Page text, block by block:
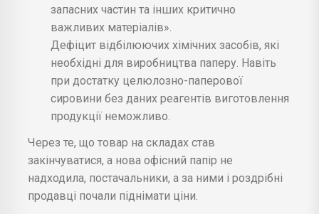
запасних частин та інших критично
важливих матеріалів».
Дефіцит відбілюючих хімічних засобів, які
необхідні для виробництва паперу. Навіть
при достатку целюлозно-паперової
сировини без даних реагентів виготовлення
продукції неможливо.
Через те, що товар на складах став
закінчуватися, а нова офісний папір не
надходила, постачальники, а за ними і роздрібні
продавці почали піднімати ціни.